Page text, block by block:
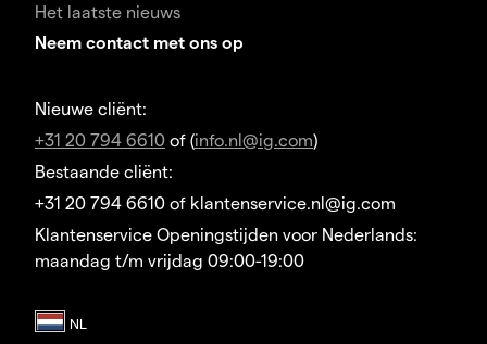
Het laatste nieuws
Neem contact met ons op
Nieuwe cliënt:
+31 20 794 6610 of (info.nl@ig.com)
Bestaande cliënt:
+31 20 794 6610 of klantenservice.nl@ig.com
Klantenservice Openingstijden voor Nederlands:
maandag t/m vrijdag 09:00-19:00